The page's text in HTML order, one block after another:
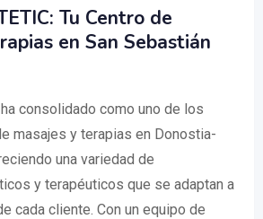
Tu Centro de
en San Sebastián
consolidado como uno de los
masajes y terapias en Donostia-
una variedad de
y terapéuticos que se adaptan a
cada cliente. Con un equipo de